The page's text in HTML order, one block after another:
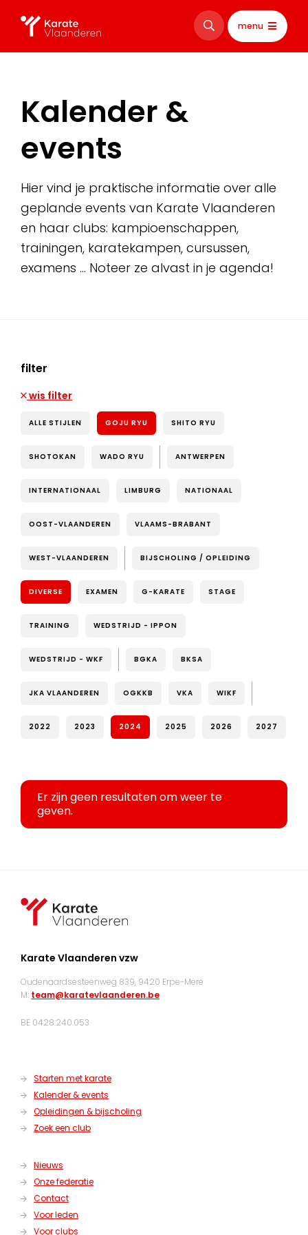
menu
Kalender &
events
Hier vind je praktische informatie over alle
geplande events van Karate Vlaanderen
en haar clubs: kampioenschappen,
trainingen, karatekampen, cursussen,
examens … Noteer ze alvast in je agenda!
filter
wis filter
ALLE STIJLEN GOJU RYU SHITO RYU
SHOTOKAN WADO RYU ANTWERPEN
INTERNATIONAAL LIMBURG NATIONAAL
OOST-VLAANDEREN VLAAMS-BRABANT
WEST-VLAANDEREN BIJSCHOLING / OPLEIDING
DIVERSE EXAMEN G-KARATE STAGE
TRAINING WEDSTRIJD - IPPON
WEDSTRIJD - WKF BGKA BKSA
JKA VLAANDEREN OGKKB VKA WIKF
2022 2023 2024 2025 2026 2027
Er zijn geen resultaten om weer te
geven.
Karate Vlaanderen vzw
Oudenaardsesteenweg 839, 9420 Erpe-Mere
M: team@karatevlaanderen.be
BE 0428.240.053
Starten met karate
Kalender & events
Opleidingen & bijscholing
Zoek een club
Nieuws
Onze federatie
Contact
Voor leden
Voor clubs